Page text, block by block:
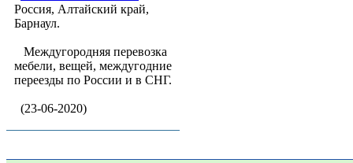
Россия, Алтайский край,
Барнаул.
Междугородняя перевозка
мебели, вещей, междугодние
переезды по России и в СНГ.
(23-06-2020)